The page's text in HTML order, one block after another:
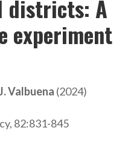
districts: A
experiment
Valbuena (2024)
82:831-845